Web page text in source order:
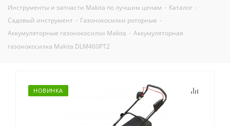
Инструменты и запчасти Makita по лучшим ценам - Каталог -
Садовый инструмент - Газонокосилки роторные -
Аккумуляторные газонокосилки Makita - Аккумуляторная
газонокосилка Makita DLM460PT2
НОВИНКА